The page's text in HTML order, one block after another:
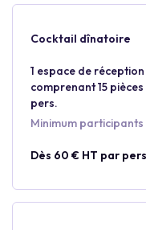
Cocktail dînatoire
1 espace de
comprenant 15
pers.
Minimum participants
Dès 60 € HT par